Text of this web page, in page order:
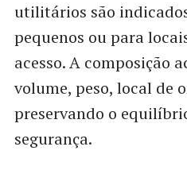
utilitários são
pequenos ou para
acesso. A composição
volume, peso, local de
preservando o
segurança.